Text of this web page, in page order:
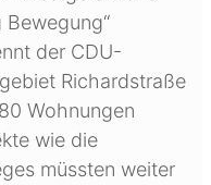
der CDU-
Richardstraße
Wohnungen
wie die
müssten weiter